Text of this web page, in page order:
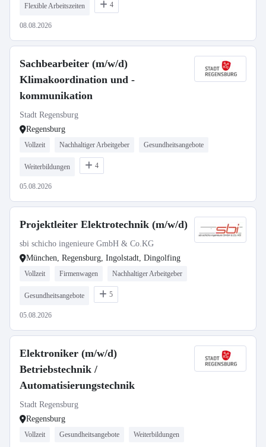
Flexible Arbeitszeiten 4
08.08.2026
Sachbearbeiter (m/w/d)
Klimakoordination und -
kommunikation
Stadt Regensburg
Regensburg
Vollzeit Nachhaltiger Arbeitgeber Gesundheitsangebote
Weiterbildungen 4
05.08.2026
Projektleiter Elektrotechnik (m/w/d)
sbi schicho ingenieure GmbH & Co.KG
München, Regensburg, Ingolstadt, Dingolfing
Vollzeit Firmenwagen Nachhaltiger Arbeitgeber
Gesundheitsangebote 5
05.08.2026
Elektroniker (m/w/d)
Betriebstechnik /
Automatisierungstechnik
Stadt Regensburg
Regensburg
Vollzeit Gesundheitsangebote Weiterbildungen